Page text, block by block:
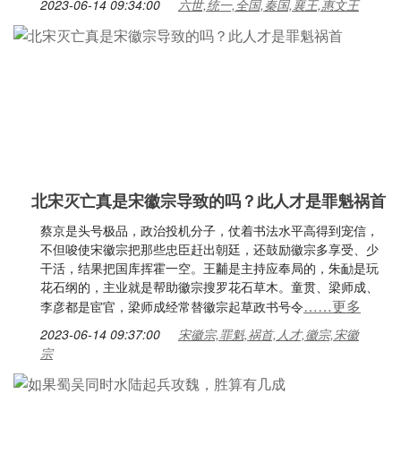
2023-06-14 09:34:00 六世,统一,全国,秦国,襄王,惠文王
北宋灭亡真是宋徽宗导致的吗？此人才是罪魁祸首
蔡京是头号极品，政治投机分子，仗着书法水平高得到宠信，
不但唆使宋徽宗把那些忠臣赶出朝廷，还鼓励徽宗多享受、少
干活，结果把国库挥霍一空。王黼是主持应奉局的，朱勔是玩
花石纲的，主业就是帮助徽宗搜罗花石草木。童贯、梁师成、
李彦都是宦官，梁师成经常替徽宗起草政书号令……更多
2023-06-14 09:37:00
宋徽宗,罪魁,祸首,人才,徽宗,宋徽
宗